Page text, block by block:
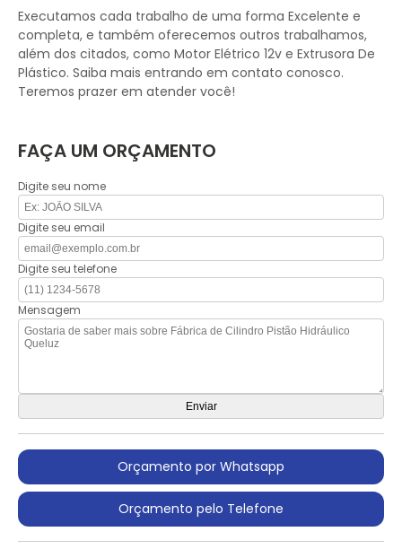
Executamos cada trabalho de uma forma Excelente e
completa, e também oferecemos outros trabalhamos,
além dos citados, como Motor Elétrico 12v e Extrusora De
Plástico. Saiba mais entrando em contato conosco.
Teremos prazer em atender você!
FAÇA UM ORÇAMENTO
Digite seu nome
Digite seu email
Digite seu telefone
Mensagem
Orçamento por Whatsapp
Orçamento pelo Telefone